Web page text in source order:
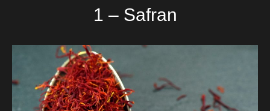
1 – Safran